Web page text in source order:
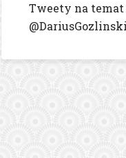
Tweety na temat
@DariusGozlinski